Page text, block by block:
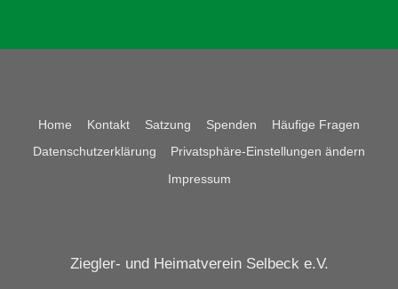
Home Kontakt Satzung Spenden
Häufige Fragen
Datenschutzerklärung
Privatsphäre-Einstellungen ändern
Impressum
Ziegler- und Heimatverein Selbeck e.V.